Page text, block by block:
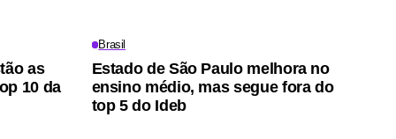
as
10 da
Brasil
Estado de São Paulo melhora no
ensino médio, mas segue fora do
top 5 do Ideb